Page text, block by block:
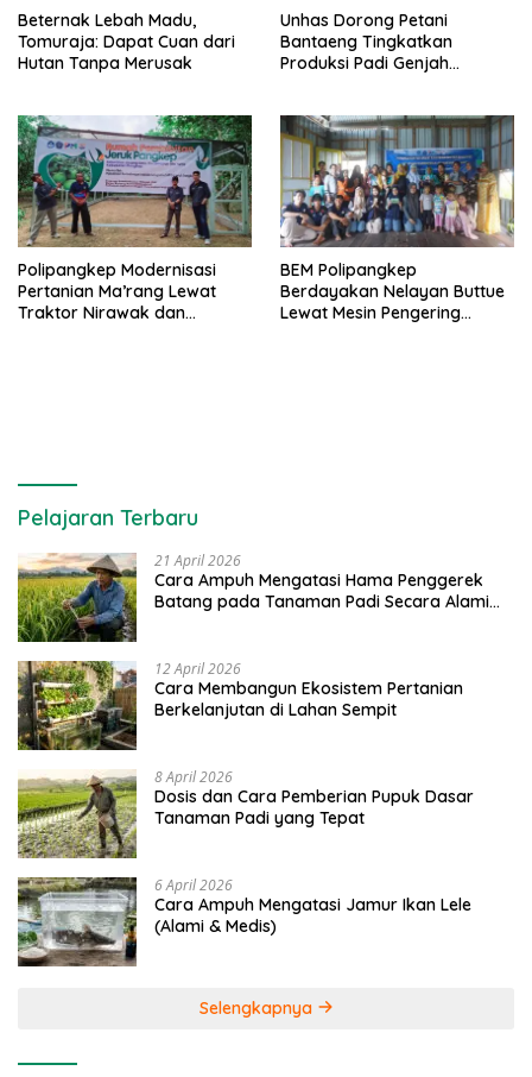
Beternak Lebah Madu,
Tomuraja: Dapat Cuan dari
Hutan Tanpa Merusak
Unhas Dorong Petani
Bantaeng Tingkatkan
Produksi Padi Genjah
Polipangkep Modernisasi
Pertanian Ma’rang Lewat
Traktor Nirawak dan
BEM Polipangkep
Berdayakan Nelayan Buttue
Lewat Mesin Pengering
Pelajaran Terbaru
21 April 2026
Cara Ampuh Mengatasi Hama Penggerek
Batang pada Tanaman Padi Secara Alami
12 April 2026
Cara Membangun Ekosistem Pertanian
Berkelanjutan di Lahan Sempit
8 April 2026
Dosis dan Cara Pemberian Pupuk Dasar
Tanaman Padi yang Tepat
6 April 2026
Cara Ampuh Mengatasi Jamur Ikan Lele
(Alami & Medis)
Selengkapnya